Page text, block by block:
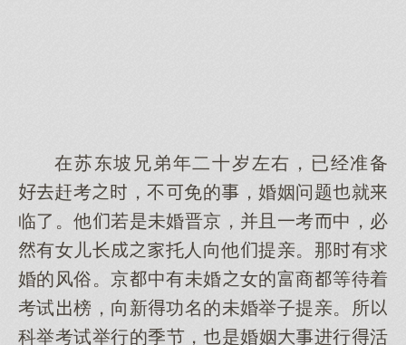
在苏东坡兄弟年二十岁左右，已经准备
赶考，不免的，婚姻问题就
临了。他若是未婚晋京，并且一考中，必
有女儿长托人向他提亲。那有求
婚的风俗。京中有未婚女的富商等待着
考试榜，向新功名的未婚举子提亲。所
科举考试举行的季节，是婚姻进行活